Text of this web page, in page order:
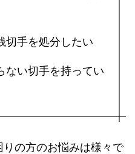
切手を処分したい
ない切手を持ってい
の方のお悩みは様々で